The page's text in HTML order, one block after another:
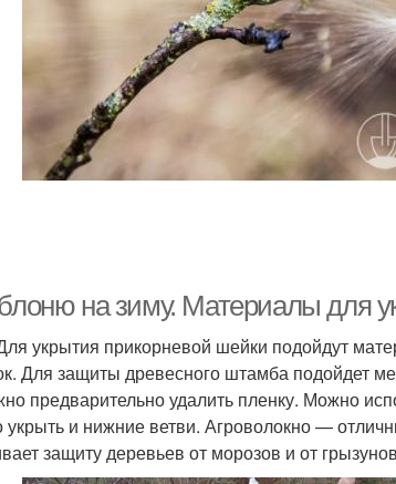
на зиму. Материалы для
укрытия прикорневой шейки подойдут
Для защиты древесного штамба подойдет
предварительно удалить пленку. Можно
и нижние ветви. Агроволокно —
защиту деревьев от морозов и от